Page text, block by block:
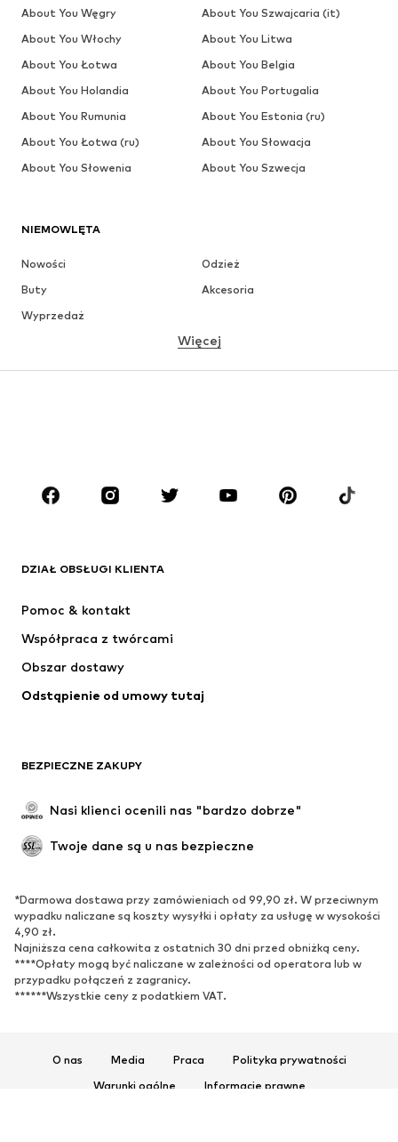
NIEMOWLĘTA
Nowości
Odzież
Buty
Akcesoria
Wyprzedaż
MARKI
Next
SUPERFIT
Więcej
DZIAŁ OBSŁUGI KLIENTA
Pomoc & kontakt
Współpraca z twórcami
Obszar dostawy
Odstąpienie od umowy tutaj
BEZPIECZNE ZAKUPY
Nasi klienci ocenili nas "bardzo dobrze"
Twoje dane są u nas bezpieczne
*Darmowa dostawa przy zamówieniach od 99,90 zł. W przeciwnym
wypadku naliczane są koszty wysyłki i opłaty za usługę w wysokości
4,90 zł.
Najniższa cena całkowita z ostatnich 30 dni przed obniżką ceny.
****Opłaty mogą być naliczane w zależności od operatora lub w
przypadku połączeń z zagranicy.
******Wszystkie ceny z podatkiem VAT.
O nas Media Praca
Polityka prywatności
Warunki ogólne
Informacje prawne
About You Węgry
About You Szwajcaria (it)
About You Włochy
About You Litwa
About You Łotwa
About You Belgia
About You Holandia
About You Portugalia
About You Rumunia
About You Estonia (ru)
About You Łotwa (ru)
About You Słowacja
About You Słowenia
About You Szwecja